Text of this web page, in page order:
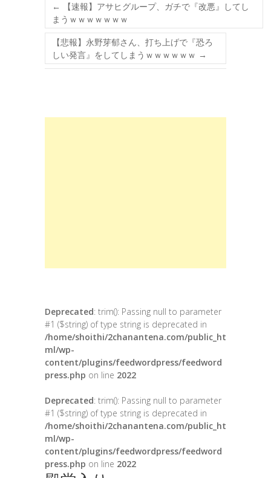
←
【速報】アサヒグループ、ガチで『改悪』してし
まうｗｗｗｗｗｗｗ
【悲報】永野芽郁さん、打ち上げで『恐ろ
しい発言』をしてしまうｗｗｗｗｗｗ →
Deprecated: trim(): Passing null to parameter
#1 ($string) of type string is deprecated in
/home/shoithi/2chanantena.com/public_ht
ml/wp-
content/plugins/feedwordpress/feedword
press.php on line 2022
Deprecated: trim(): Passing null to parameter
#1 ($string) of type string is deprecated in
/home/shoithi/2chanantena.com/public_ht
ml/wp-
content/plugins/feedwordpress/feedword
press.php on line 2022